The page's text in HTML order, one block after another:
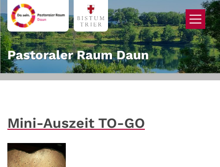
Zum Inhalt springen
Pastoraler Raum Daun
Mini-Auszeit TO-GO